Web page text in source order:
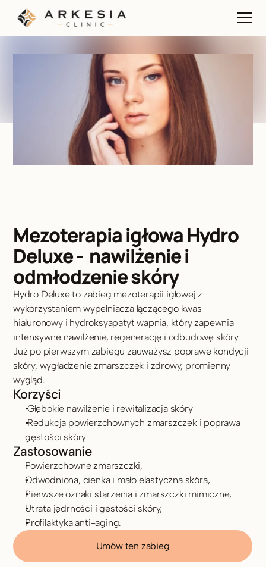
Mezoterapia igłowa Hydro
Deluxe -  nawilżenie i
odmłodzenie skóry
Hydro Deluxe to zabieg mezoterapii igłowej z
wykorzystaniem wypełniacza łączącego kwas
hialuronowy i hydroksyapatyt wapnia, który zapewnia
intensywne nawilżenie, regenerację i odbudowę skóry.
Już po pierwszym zabiegu zauważysz poprawę kondycji
skóry, wygładzenie zmarszczek i zdrowy, promienny
wygląd.
Korzyści
Głębokie nawilżenie i rewitalizacja skóry
Redukcja powierzchownych zmarszczek i poprawa
gęstości skóry
Zastosowanie
Powierzchowne zmarszczki,
Odwodniona, cienka i mało elastyczna skóra,
Pierwsze oznaki starzenia i zmarszczki mimiczne,
Utrata jędrności i gęstości skóry,
Profilaktyka anti-aging.
Umów ten zabieg